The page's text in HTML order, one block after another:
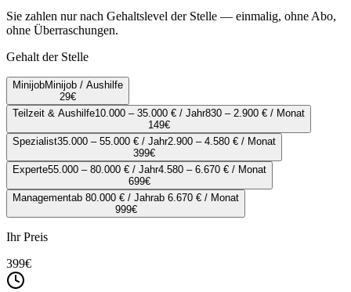
Sie zahlen nur nach Gehaltslevel der Stelle — einmalig, ohne Abo,
ohne Überraschungen.
Gehalt der Stelle
MinijobMinijob / Aushilfe
29€
Teilzeit & Aushilfe10.000 – 35.000 € / Jahr830 – 2.900 € / Monat
149€
Spezialist35.000 – 55.000 € / Jahr2.900 – 4.580 € / Monat
399€
Experte55.000 – 80.000 € / Jahr4.580 – 6.670 € / Monat
699€
Managementab 80.000 € / Jahrab 6.670 € / Monat
999€
Ihr Preis
399€